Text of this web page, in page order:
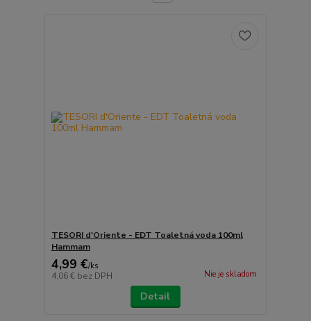
TESORI d'Oriente - EDT Toaletná voda 100ml
Hammam
4,99 €/ks
4,06 € bez DPH Nie je skladom
Detail